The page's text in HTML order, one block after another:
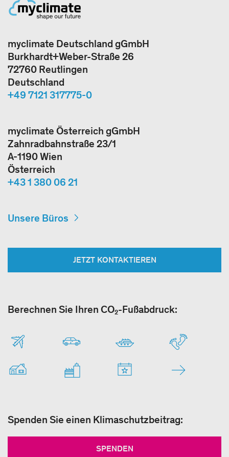
myclimate Deutschland gGmbH
Burkhardt+Weber-Straße 26
72760 Reutlingen
Deutschland
+49 7121 317775-0
myclimate Österreich gGmbH
Zahnradbahnstraße 23/1
A-1190 Wien
Österreich
+43 1 380 06 21
Unsere Büros
JETZT KONTAKTIEREN
Berechnen Sie Ihren CO₂-Fußabdruck:
Spenden Sie einen Klimaschutzbeitrag:
SPENDEN